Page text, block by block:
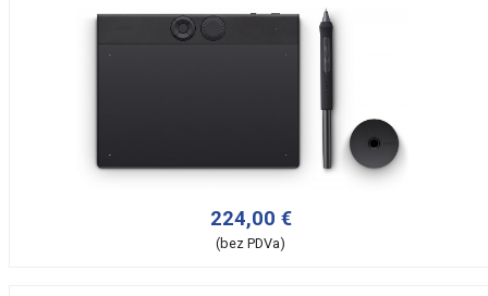
224,00 €
(bez PDVa)